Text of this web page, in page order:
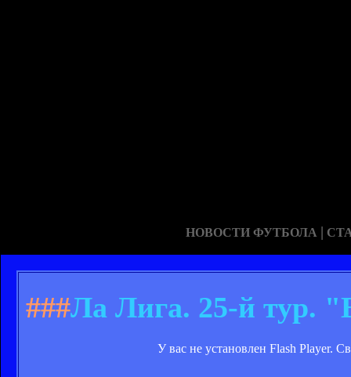
НОВОСТИ ФУТБОЛА |
###Ла Лига. 25-й тур.
У вас не установлен Flash Player.